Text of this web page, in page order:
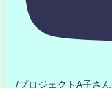
/プロジェクトA子さ